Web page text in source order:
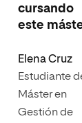
cursando
este
Elena Cruz
Estudiante
Máster en
Gestión de